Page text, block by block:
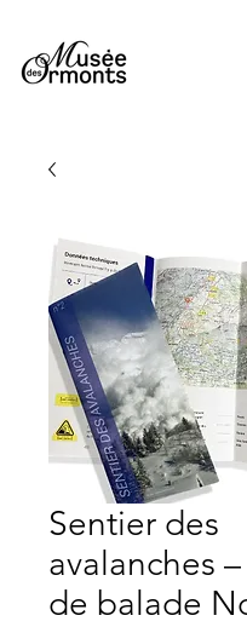
Sentier des
avalanches
de balade